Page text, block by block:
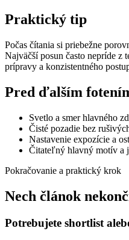
Praktický tip
Počas čítania si priebežne
Najväčší posun často nepríde z
prípravy a konzistentného
Pred ďalším
Svetlo a smer hlavného
Čisté pozadie bez
Nastavenie expozície a
Čitateľný hlavný motív a
Pokračovanie a praktický krok
Nech článok
Potrebujete shortlist